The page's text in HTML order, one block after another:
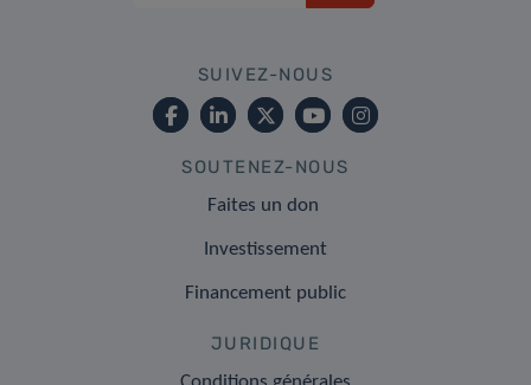
SUIVEZ-NOUS
SOUTENEZ-NOUS
Faites un don
Investissement
Financement public
JURIDIQUE